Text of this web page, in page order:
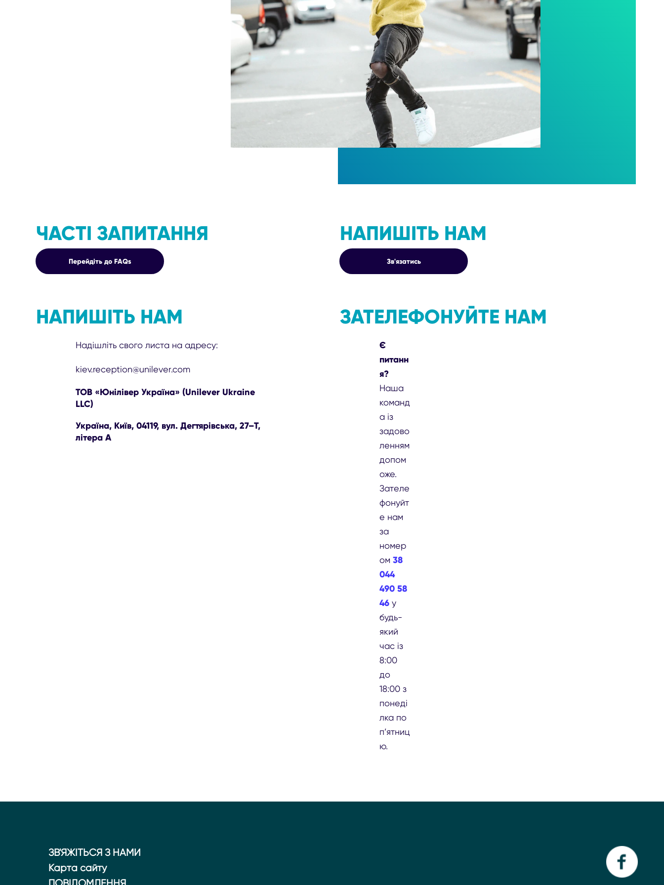
ЧАСТІ ЗАПИТАННЯ
Перейдіть до FAQs
НАПИШІТЬ НАМ
Зв'язатись
НАПИШІТЬ НАМ
Надішліть свого листа на адресу:
kiev.reception@unilever.com
ТОВ «Юнілівер Україна» (Unilever Ukraine
LLC)
Україна, Київ, 04119, вул. Дегтярівська, 27–Т,
літера А
ЗАТЕЛЕФОНУЙТЕ НАМ
Є
питанн
я?
Наша
команд
а із
задово
ленням
допом
оже.
Зателе
фонуйт
е нам
за
номер
ом38
044
490 58
46 у
будь-
який
час із
8:00
до
18:00 з
понеді
лка по
п’ятниц
ю.
ЗВ'ЯЖІТЬСЯ З НАМИ
Карта сайту